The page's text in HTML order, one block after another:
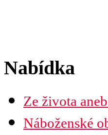
Nabídka
Ze života
Náboženské